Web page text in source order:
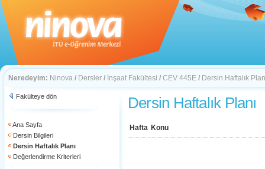
Neredeyim: Ninova / Dersler / İnşaat Fakültesi / CEV 445E / Dersin Haftalık
Fakülteye dön
Ana Sayfa
Dersin Bilgileri
Dersin Haftalık Planı
Değerlendirme Kriterleri
Dersin Haftalık Planı
Hafta Konu